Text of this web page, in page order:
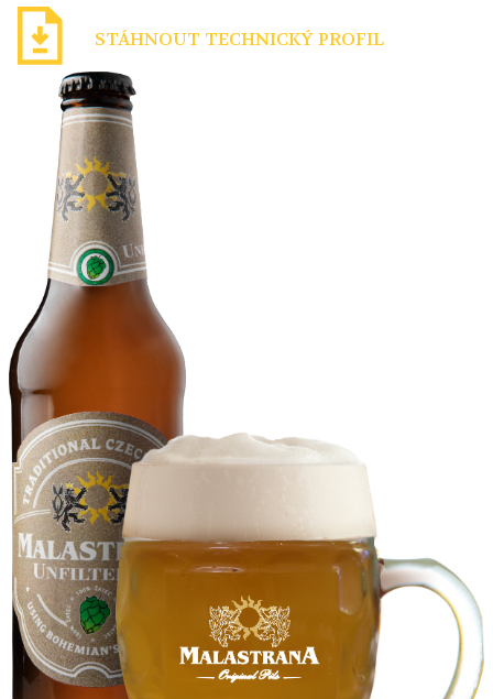
STÁHNOUT TECHNICKÝ PROFIL